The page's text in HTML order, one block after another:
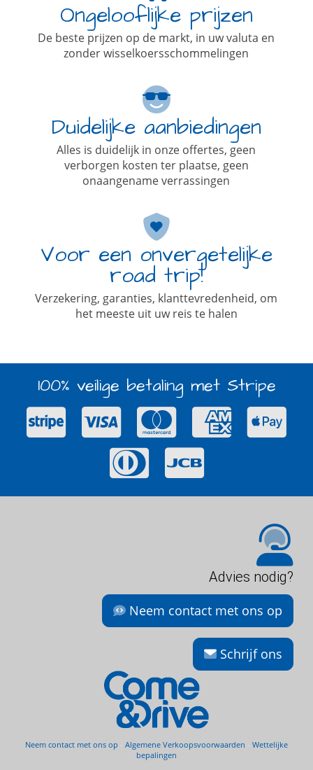
Ongelooflijke prijzen
De beste prijzen op de markt, in uw valuta en
zonder wisselkoersschommelingen
Duidelijke aanbiedingen
Alles is duidelijk in onze offertes, geen
verborgen kosten ter plaatse, geen
onaangename verrassingen
Voor een onvergetelijke
road trip!
Verzekering, garanties, klanttevredenheid, om
het meeste uit uw reis te halen
100% veilige betaling met Stripe
Advies nodig?
Neem contact met ons op
Schrijf ons
Neem contact met ons op Algemene Verkoopsvoorwaarden
Wettelijke
bepalingen